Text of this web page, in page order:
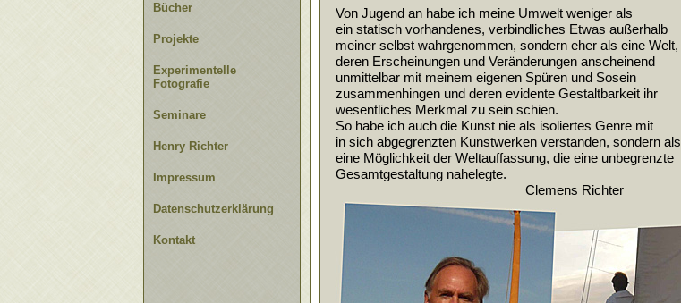
Bücher
Projekte
Experimentelle
Fotografie
Seminare
Henry Richter
Impressum
Datenschutzerklärung
Kontakt
Von Jugend an habe ich meine Umwelt weniger als
ein statisch vorhandenes, verbindliches Etwas außerhalb
meiner selbst wahrgenommen, sondern eher als eine Welt,
deren Erscheinungen und Veränderungen anscheinend
unmittelbar mit meinem eigenen Spüren und Sosein
zusammenhingen und deren evidente Gestaltbarkeit ihr
wesentliches Merkmal zu sein schien.
So habe ich auch die Kunst nie als isoliertes Genre mit
in sich abgegrenzten Kunstwerken verstanden, sondern als
eine Möglichkeit der Weltauffassung, die eine unbegrenzte
Gesamtgestaltung nahelegte.
Clemens Richter